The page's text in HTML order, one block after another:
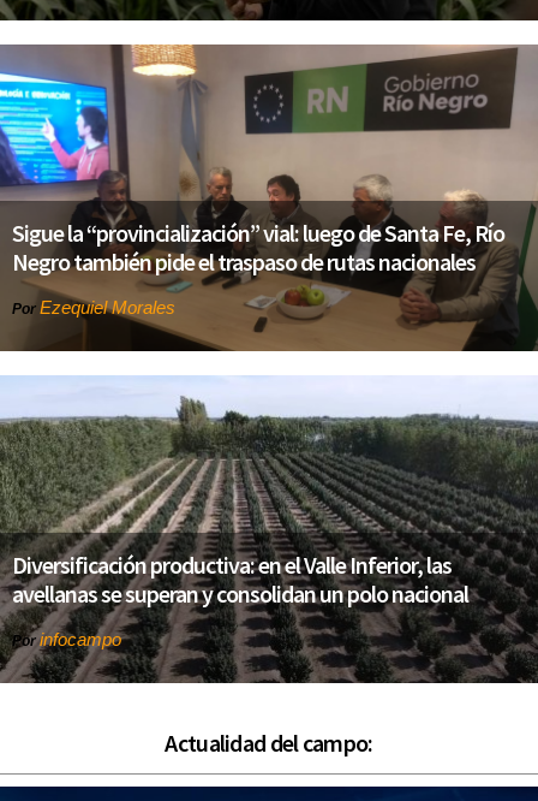
Sigue la “provincialización” vial: luego de Santa Fe, Río
Negro también pide el traspaso de rutas nacionales
Por Ezequiel Morales
Diversificación productiva: en el Valle Inferior, las
avellanas se superan y consolidan un polo nacional
Porinfocampo
Actualidad del campo: